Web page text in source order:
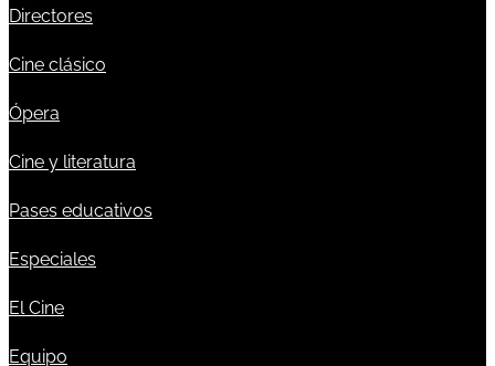
Directores
Cine clásico
Ópera
Cine y literatura
Pases educativos
Especiales
El Cine
Equipo